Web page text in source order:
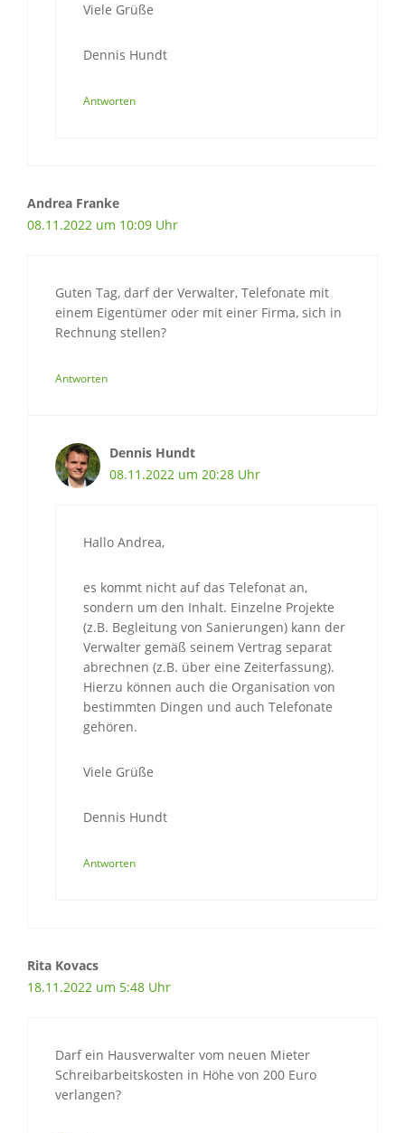
Viele Grüße
Dennis Hundt
Antworten
Andrea Franke
08.11.2022 um 10:09 Uhr
Guten Tag, darf der Verwalter, Telefonate mit
einem Eigentümer oder mit einer Firma, sich in
Rechnung stellen?
Antworten
Dennis Hundt
08.11.2022 um 20:28 Uhr
Hallo Andrea,
es kommt nicht auf das Telefonat an,
sondern um den Inhalt. Einzelne Projekte
(z.B. Begleitung von Sanierungen) kann der
Verwalter gemäß seinem Vertrag separat
abrechnen (z.B. über eine Zeiterfassung).
Hierzu können auch die Organisation von
bestimmten Dingen und auch Telefonate
gehören.
Viele Grüße
Dennis Hundt
Antworten
Rita Kovacs
18.11.2022 um 5:48 Uhr
Darf ein Hausverwalter vom neuen Mieter
Schreibarbeitskosten in Höhe von 200 Euro
verlangen?